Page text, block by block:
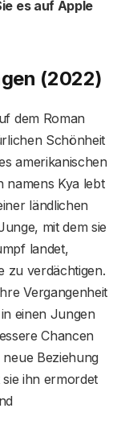
es auf Apple
(2022)
dem Roman
Schönheit
amerikanischen
namens Kya lebt
ländlichen
mit dem sie
landet,
zu verdächtigen.
Vergangenheit
einen Jungen
Chancen
Beziehung
ihn ermordet